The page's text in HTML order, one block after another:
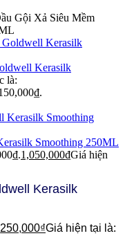
Gội Xả Siêu Mềm
Kerasilk
là:
Smoothing 250ML
1,050,000₫Giá hiện
Kerasilk
₫Giá hiện tại là: